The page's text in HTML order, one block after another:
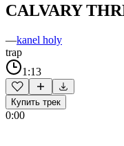
CALVARY
—kanel holy
trap
1:13
Купить трек
0:00